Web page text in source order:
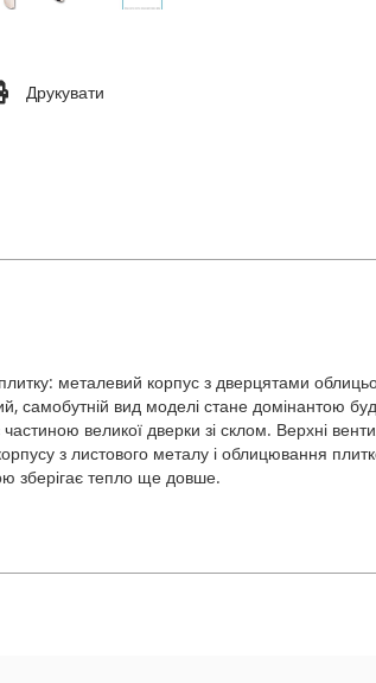
Друкувати
металевий корпус з дверцятами
самобутній вид моделі стане домінантою
великої дверки зі склом. Верхні
з листового металу і облицювання
зберігає тепло ще довше.